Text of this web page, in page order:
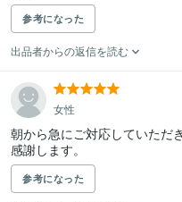
参考になった
出品者からの返信を読む
女性
朝から急にご対応していただ
感謝します。
参考になった